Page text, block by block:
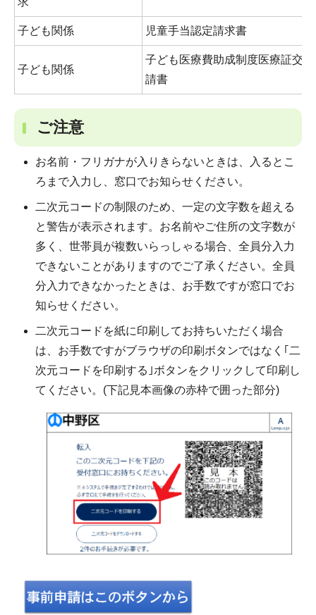
子ども関係 児童手当認定請求書
子ども関係
子ども医療費助成制度医療証交
請書
ご注意
お名前・フリガナが入りきらないときは、入るとこ
ろまで入力し、窓口でお知らせください。
二次元コードの制限のため、一定の文字数を超える
と警告が表示されます。お名前やご住所の文字数が
多く、世帯員が複数いらっしゃる場合、全員分入力
できないことがありますのでご了承ください。全員
分入力できなかったときは、お手数ですが窓口でお
知らせください。
二次元コードを紙に印刷してお持ちいただく場合
は、お手数ですがブラウザの印刷ボタンではなく｢二
次元コードを印刷する｣ボタンをクリックして印刷し
てください。(下記見本画像の赤枠で囲った部分)